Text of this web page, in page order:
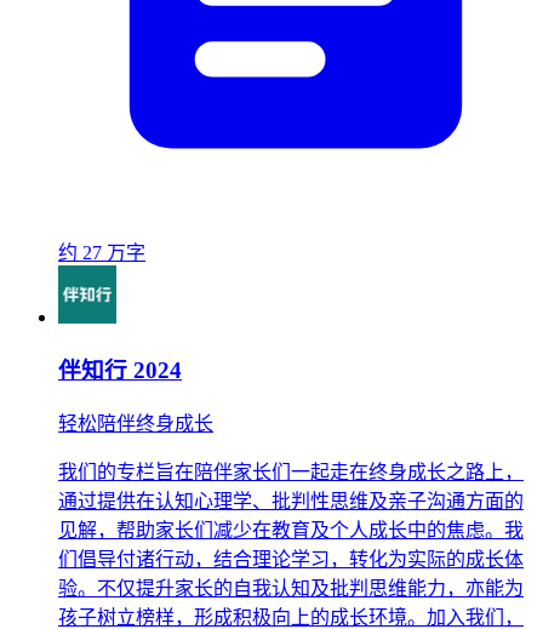
约 27 万字
伴知行 2024
轻松陪伴终身成长
我们的专栏旨在陪伴家长们一起走在终身成长之路上，
通过提供在认知心理学、批判性思维及亲子沟通方面的
见解，帮助家长们减少在教育及个人成长中的焦虑。我
们倡导付诸行动，结合理论学习，转化为实际的成长体
验。不仅提升家长的自我认知及批判思维能力，亦能为
孩子树立榜样，形成积极向上的成长环境。加入我们，